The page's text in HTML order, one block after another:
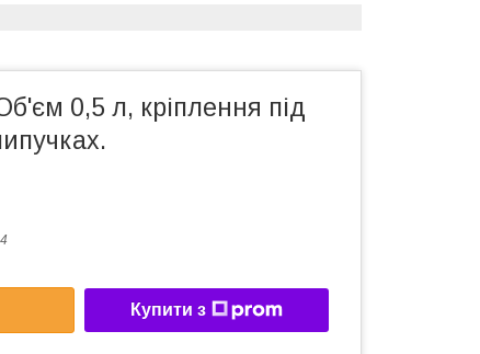
0,5 л, кріплення під
Купити з